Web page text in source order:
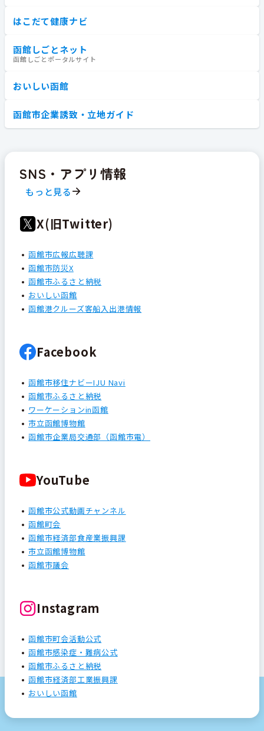
はこだて健康ナビ
函館しごとネット
函館しごとポータルサイト
おいしい函館
函館市企業誘致・立地ガイド
SNS・アプリ情報
もっと見る
X(旧Twitter)
函館市広報広聴課
函館市防災X
函館市ふるさと納税
おいしい函館
函館港クルーズ客船入出港情報
Facebook
函館市移住ナビーIJU Navi
函館市ふるさと納税
ワーケーションin函館
市立函館博物館
函館市企業局交通部（函館市電）
YouTube
函館市公式動画チャンネル
函館町会
函館市経済部食産業振興課
市立函館博物館
函館市議会
Instagram
函館市町会活動公式
函館市感染症・難病公式
函館市ふるさと納税
函館市経済部工業振興課
おいしい函館